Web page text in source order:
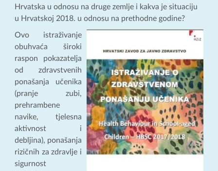
Hrvatska u odnosu na druge zemlje i kakva je situaciju
u Hrvatskoj 2018. u odnosu na prethodne godine?
Ovo istraživanje
obuhvaća široki
raspon pokazatelja
od zdravstvenih
ponašanja učenika
(pranje zubi,
prehrambene
navike, tjelesna
aktivnost i
debljina), ponašanja
rizičnih za zdravlje i
sigurnost